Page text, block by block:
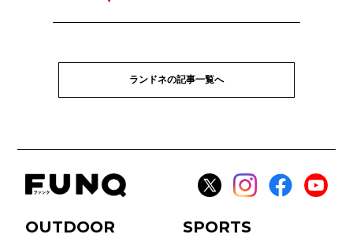
ランドネの記事一覧へ
OUTDOOR
SPORTS